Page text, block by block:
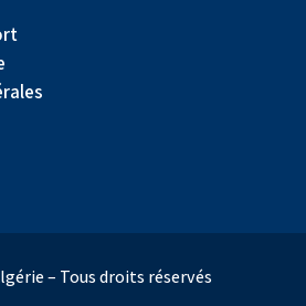
– Tous droits réservés